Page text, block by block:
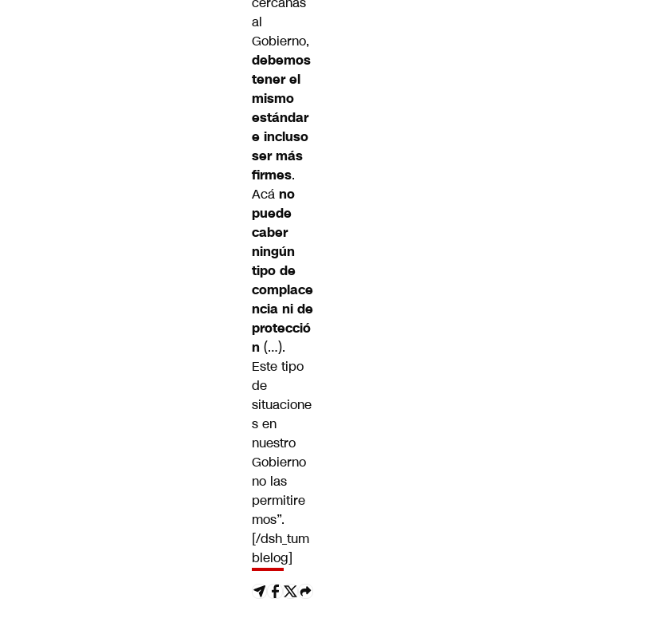
al
Gobierno,
debemos
tener el
mismo
estándar
e incluso
ser más
firmes.
Acá no
puede
caber
ningún
tipo de
complace
ncia ni de
protecció
n (…).
Este tipo
de
situacione
s en
nuestro
Gobierno
no las
permitire
mos”.
[/dsh_tum
blelog]